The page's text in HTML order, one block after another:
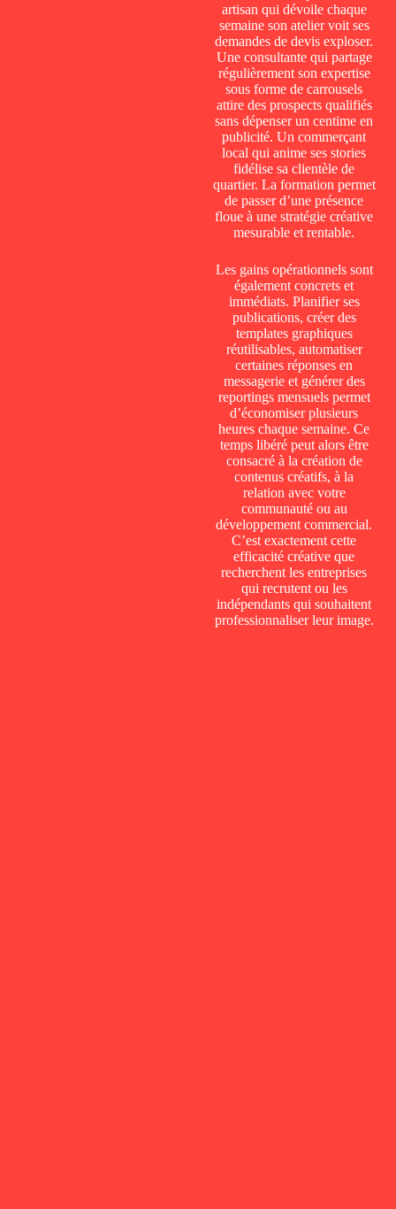
artisan qui dévoile chaque
semaine son atelier voit ses
demandes de devis exploser.
Une consultante qui partage
régulièrement son expertise
sous forme de carrousels
attire des prospects qualifiés
sans dépenser un centime en
publicité. Un commerçant
local qui anime ses stories
fidélise sa clientèle de
quartier. La formation permet
de passer d’une présence
floue à une stratégie créative
mesurable et rentable.
Les gains opérationnels sont
également concrets et
immédiats. Planifier ses
publications, créer des
templates graphiques
réutilisables, automatiser
certaines réponses en
messagerie et générer des
reportings mensuels permet
d’économiser plusieurs
heures chaque semaine. Ce
temps libéré peut alors être
consacré à la création de
contenus créatifs, à la
relation avec votre
communauté ou au
développement commercial.
C’est exactement cette
efficacité créative que
recherchent les entreprises
qui recrutent ou les
indépendants qui souhaitent
professionnaliser leur image.